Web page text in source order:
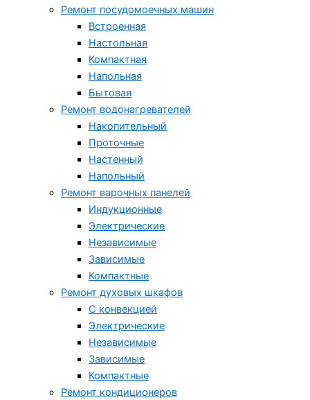
Ремонт посудомоечных машин
Встроенная
Настольная
Компактная
Напольная
Бытовая
Ремонт водонагревателей
Накопительный
Проточные
Настенный
Напольный
Ремонт варочных панелей
Индукционные
Электрические
Независимые
Зависимые
Компактные
Ремонт духовых шкафов
С конвекцией
Электрические
Независимые
Зависимые
Компактные
Ремонт кондиционеров